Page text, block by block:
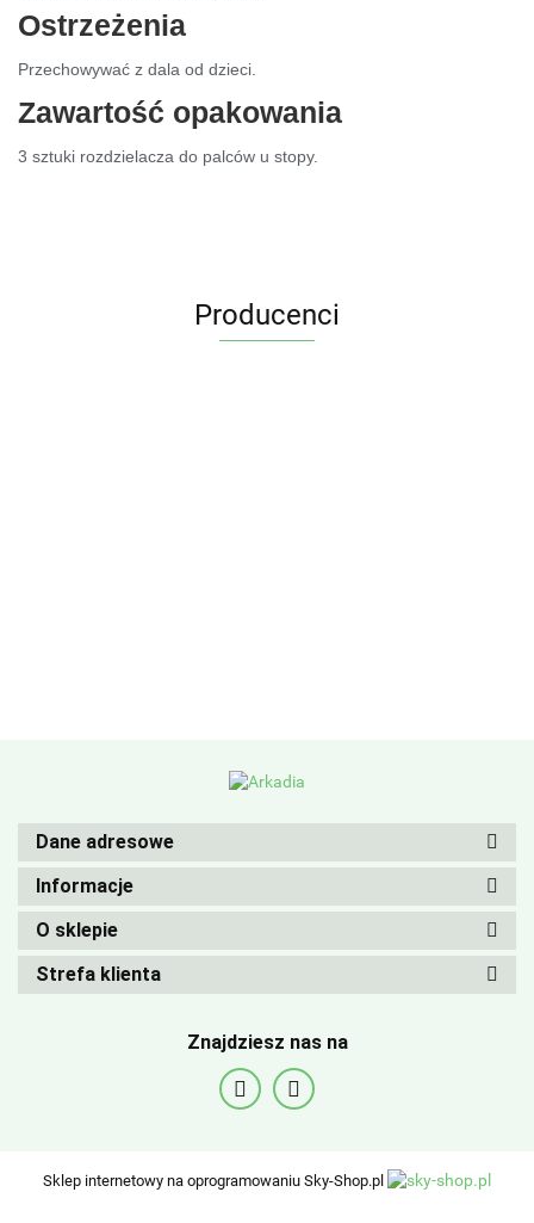
Ostrzeżenia
Przechowywać z dala od dzieci.
Zawartość opakowania
3 sztuki rozdzielacza do palców u stopy.
Producenci
Dane adresowe
Informacje
O sklepie
Strefa klienta
Znajdziesz nas na
Sklep internetowy na oprogramowaniu Sky-Shop.pl